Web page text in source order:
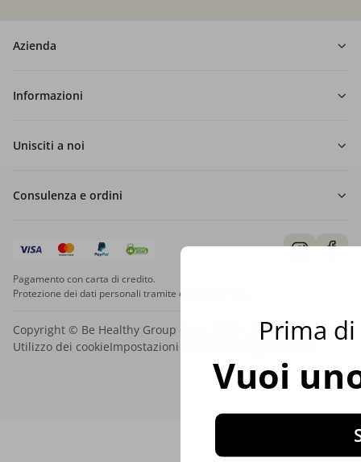
Azienda
Informazioni
Unisciti a noi
Consulenza e ordini
Pagamento con carta di credito.
Protezione dei dati personali tramite crittografia SSL.
Copyright © Be Healthy Group d.o.o. 2012 - 2026
Utilizzo dei cookieImpostazioni dei cookie Prima
Vuoi